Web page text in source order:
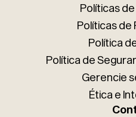
Políticas
Políticas de
Política
Política de
Gerencie
Ética e